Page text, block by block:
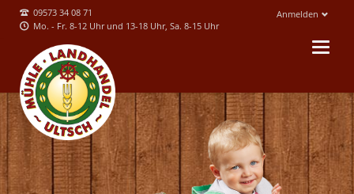
09573 34 08 71
Mo. - Fr. 8-12 Uhr und 13-18 Uhr, Sa. 8-15 Uhr
Anmelden